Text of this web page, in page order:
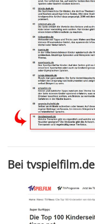
Bei tvspielfilm.de